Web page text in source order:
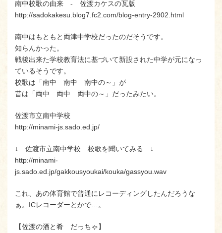
南中校歌の由来 - 佐渡カケスの瓦版
http://sadokakesu.blog7.fc2.com/blog-entry-2902.html
南中はもともと両津中学校だったのだそうです。
知らんかった。
戦後出来た学校教育法に基づいて新設された中学が元になっ
ているそうです。
校歌は「南中 南中 南中の～」が
昔は「両中 両中 両中の～」だったみたい。
佐渡市立南中学校
http://minami-js.sado.ed.jp/
↓ 佐渡市立南中学校 校歌を聞いてみる ↓
http://minami-
js.sado.ed.jp/gakkousyoukai/kouka/gassyou.wav
これ、あの体育館で普通にレコーディングしたんだろうな
ぁ。ICレコーダーとかで…。
【佐渡の酒と肴 だっちゃ】